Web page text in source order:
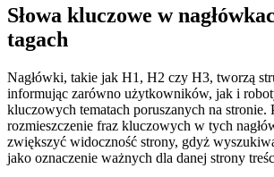
Słowa kluczowe w
tagach
Nagłówki, takie jak H1, H2 czy H3, tworzą
informując zarówno użytkowników, jak i
kluczowych tematach poruszanych na stronie.
rozmieszczenie fraz kluczowych w tych
zwiększyć widoczność strony, gdyż
jako oznaczenie ważnych dla danej strony